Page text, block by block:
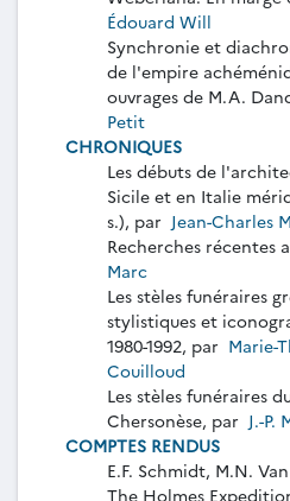
Édouard Will
Synchronie et
de l'empire
ouvrages de M.A.
Petit
CHRONIQUES
Les débuts de
Sicile et en Italie
s.), par Jean-Charles
Recherches récentes
Marc
Les stèles funéraires
stylistiques et
1980-1992, par Marie-
Couilloud
Les stèles funéraires
Chersonèse, par J.-P.
COMPTES RENDUS
E.F. Schmidt, M.N.
The Holmes